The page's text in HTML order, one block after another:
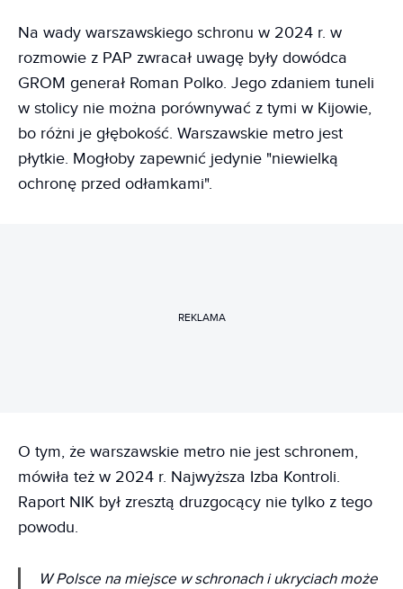
Na wady warszawskiego schronu w 2024 r. w
rozmowie z PAP zwracał uwagę były dowódca
GROM generał Roman Polko. Jego zdaniem tuneli
w stolicy nie można porównywać z tymi w Kijowie,
bo różni je głębokość. Warszawskie metro jest
płytkie. Mogłoby zapewnić jedynie "niewielką
ochronę przed odłamkami".
REKLAMA
O tym, że warszawskie metro nie jest schronem,
mówiła też w 2024 r. Najwyższa Izba Kontroli.
Raport NIK był zresztą druzgocący nie tylko z tego
powodu.
W Polsce na miejsce w schronach i ukryciach może